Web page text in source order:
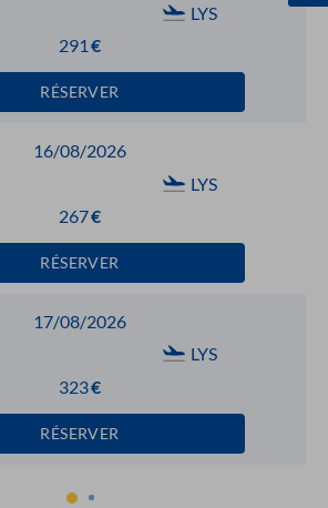
LYS
291 €
RÉSERVER
16/08/2026
LYS
267€
RÉSERVER
17/08/2026
LYS
323€
RÉSERVER
1 2